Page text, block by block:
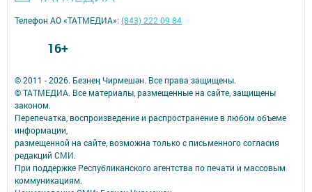
© 2011 - 2026. Безнең Чирмешән. Все права защищены.
© ТАТМЕДИА. Все материалы, размещенные на сайте, защищены
законом.
Перепечатка, воспроизведение и распространение в любом объеме
информации,
размещенной на сайте, возможна только с письменного согласия
редакций СМИ.
При поддержке Республиканского агентства по печати и массовым
коммуникациям.
Телефон АО «ТАТМЕДИА»:(843) 222 09 84
16+